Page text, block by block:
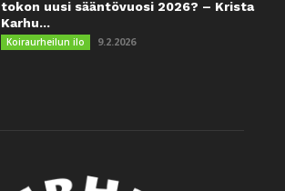
tokon uusi sääntövuosi 2026? – Krista
Karhu...
Koiraurheilun ilo 9.2.2026